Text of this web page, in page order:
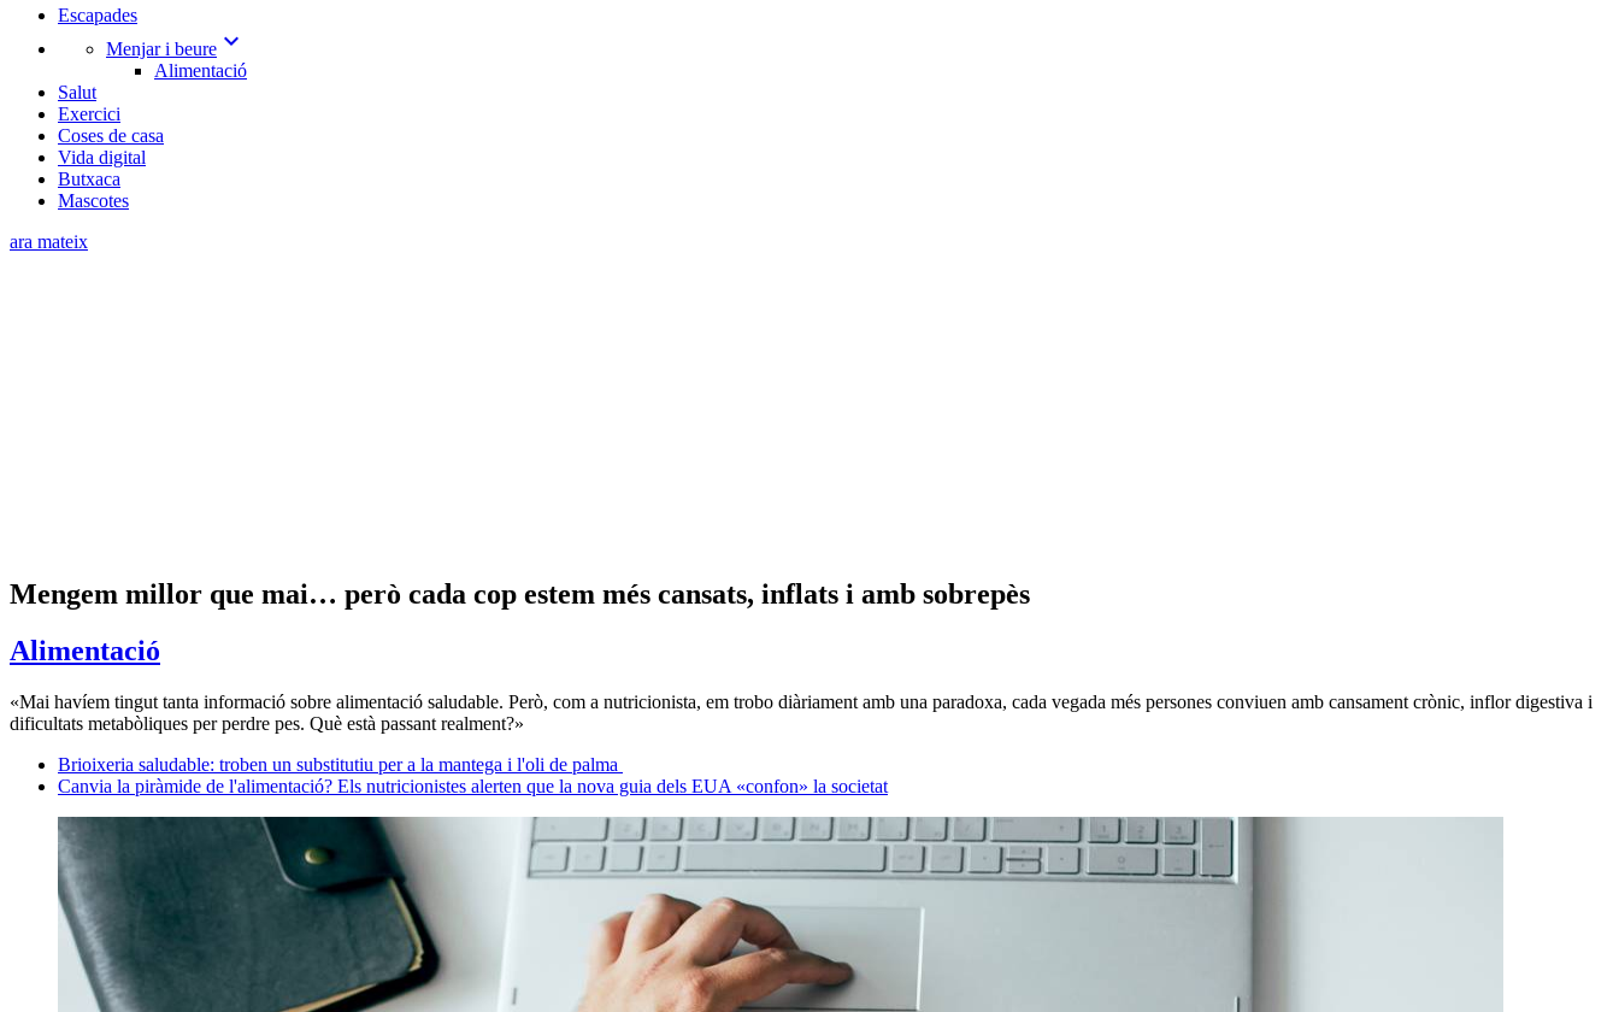
Escapades
Menjar i beure expand_more
Alimentació
Salut
Exercici
Coses de casa
Vida digital
Butxaca
Mascotes
ara mateix
Mengem millor que mai… però cada cop estem més cansats, inflats i amb sobrepès
Alimentació
«Mai havíem tingut tanta informació sobre alimentació saludable. Però, com a nutricionista, em trobo diàriament amb una paradoxa, cada vegada més persones conviuen amb cansament crònic, inflor digestiva i
dificultats metabòliques per perdre pes. Què està passant realment?»
Brioixeria saludable: troben un substitutiu per a la mantega i l'oli de palma
Canvia la piràmide de l'alimentació? Els nutricionistes alerten que la nova guia dels EUA «confon» la societat